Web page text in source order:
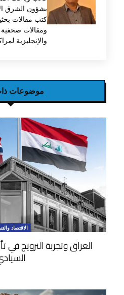
بشؤون الشرق
كتب مقالات
ومقالات صحفية
والإنجليزية
موضوعات
الاقتصاد
العراق وتجربة النرويج